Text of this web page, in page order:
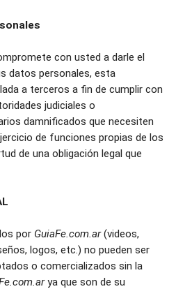
con usted a darle el
datos personales, esta
a terceros a fin de cumplir con
judiciales o
damnificados que necesiten
de funciones propias de los
de una obligación legal que
por GuiaFe.com.ar (videos,
logos, etc.) no pueden ser
o comercializados sin la
ya que son de su